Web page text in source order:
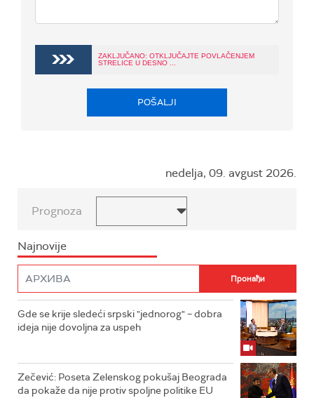
ZAKLJUČANO: OTKLJUČAJTE POVLAČENJEM
STRELICE U DESNO ...
POŠALJI
nedelja, 09. avgust 2026.
Prognoza
Najnovije
Gde se krije sledeći srpski "jednorog" – dobra
ideja nije dovoljna za uspeh
Zečević: Poseta Zelenskog pokušaj Beograda
da pokaže da nije protiv spoljne politike EU